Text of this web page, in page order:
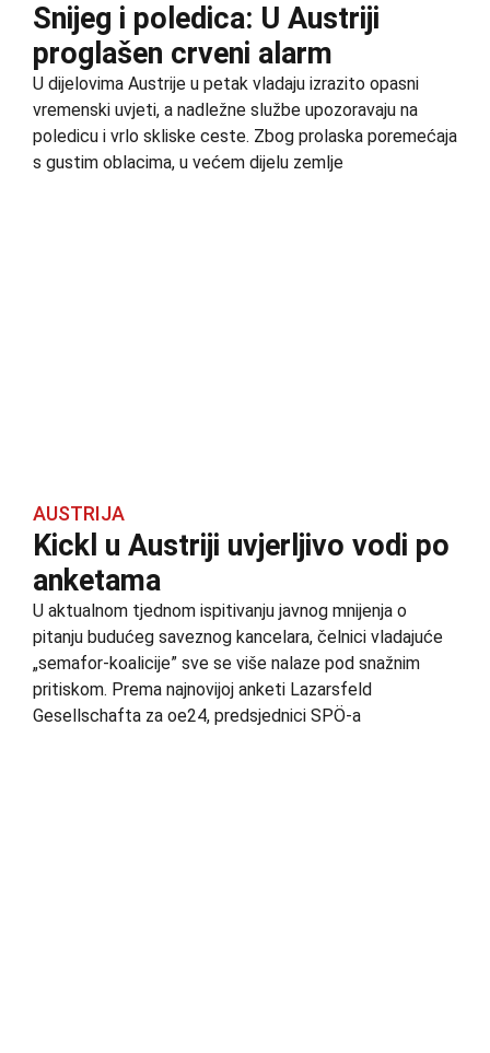
Snijeg i poledica: U Austriji
proglašen crveni alarm
U dijelovima Austrije u petak vladaju izrazito opasni
vremenski uvjeti, a nadležne službe upozoravaju na
poledicu i vrlo skliske ceste. Zbog prolaska poremećaja
s gustim oblacima, u većem dijelu zemlje
AUSTRIJA
Kickl u Austriji uvjerljivo vodi po
anketama
U aktualnom tjednom ispitivanju javnog mnijenja o
pitanju budućeg saveznog kancelara, čelnici vladajuće
„semafor-koalicije” sve se više nalaze pod snažnim
pritiskom. Prema najnovijoj anketi Lazarsfeld
Gesellschafta za oe24, predsjednici SPÖ-a